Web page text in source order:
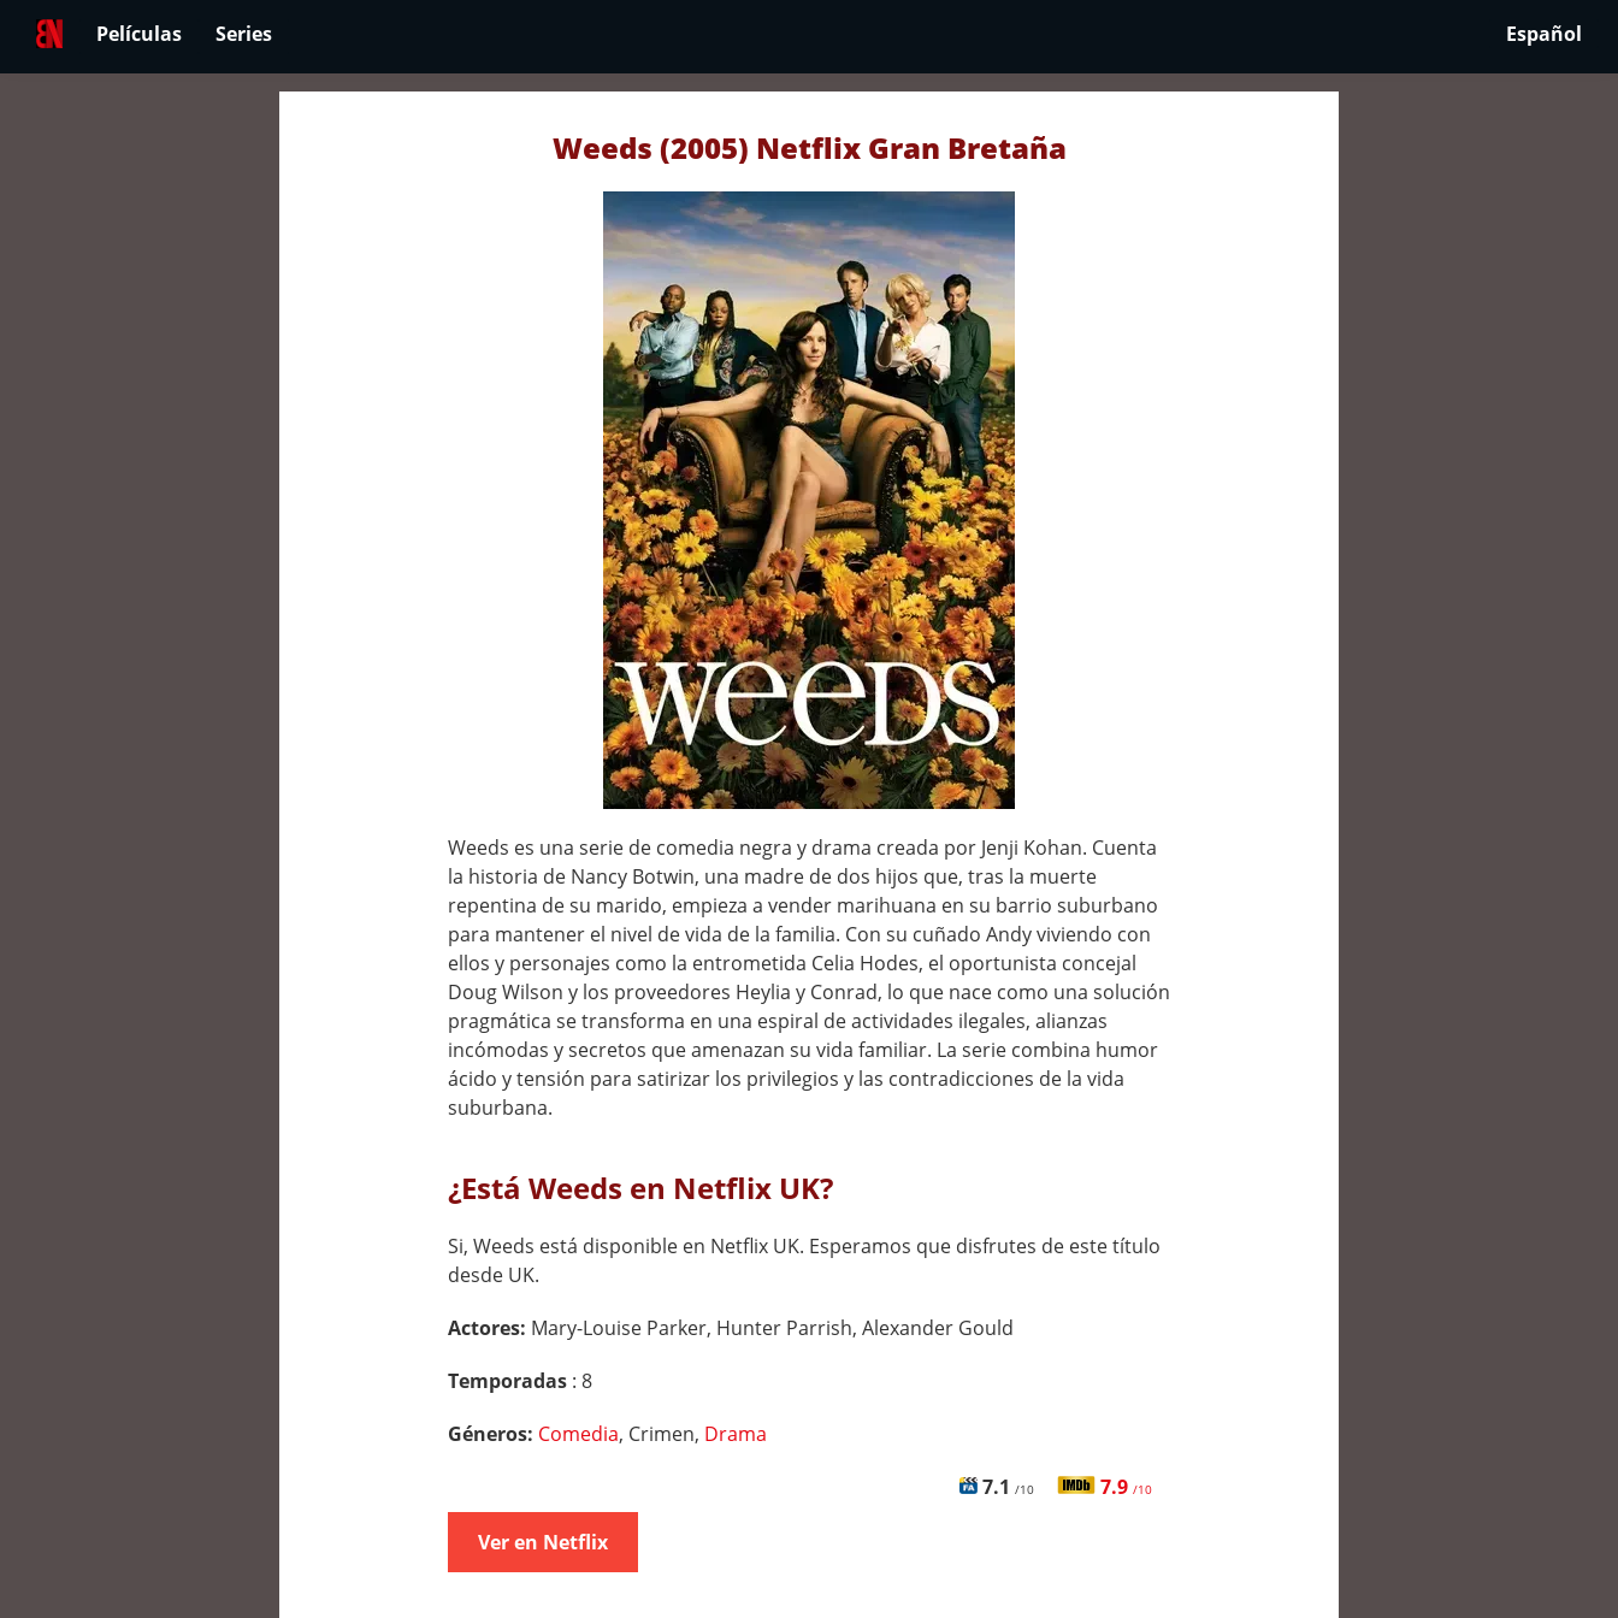
Películas Series Español
Weeds (2005) Netflix Gran Bretaña
Weeds es una serie de comedia negra y drama creada por Jenji Kohan. Cuenta
la historia de Nancy Botwin, una madre de dos hijos que, tras la muerte
repentina de su marido, empieza a vender marihuana en su barrio suburbano
para mantener el nivel de vida de la familia. Con su cuñado Andy viviendo con
ellos y personajes como la entrometida Celia Hodes, el oportunista concejal
Doug Wilson y los proveedores Heylia y Conrad, lo que nace como una solución
pragmática se transforma en una espiral de actividades ilegales, alianzas
incómodas y secretos que amenazan su vida familiar. La serie combina humor
ácido y tensión para satirizar los privilegios y las contradicciones de la vida
suburbana.
¿Está Weeds en Netflix UK?
Si, Weeds está disponible en Netflix UK. Esperamos que disfrutes de este título
desde UK.
Actores: Mary-Louise Parker, Hunter Parrish, Alexander Gould
Temporadas : 8
Géneros: Comedia, Crimen, Drama
7.1 /10 7.9 /10
Ver en Netflix